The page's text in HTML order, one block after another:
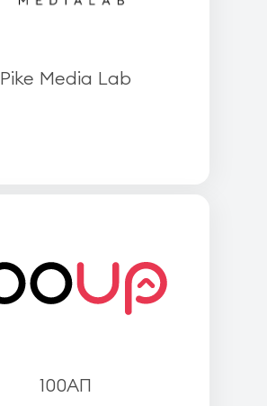
Pike Media Lab
100АП